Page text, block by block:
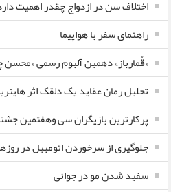
اختلاف سن در ازدواج چقدر اهمیت
راهنمای سفر با هواپیما
«قُمارباز» دهمین آلبوم رسمی «محسن
تحلیل رمان عقاید یک دلقک اثر
پرکارترین بازیگران سی وهفتمین
جلوگیری از سرخوردن اتومبیل در
سفید شدن مو در جوانی